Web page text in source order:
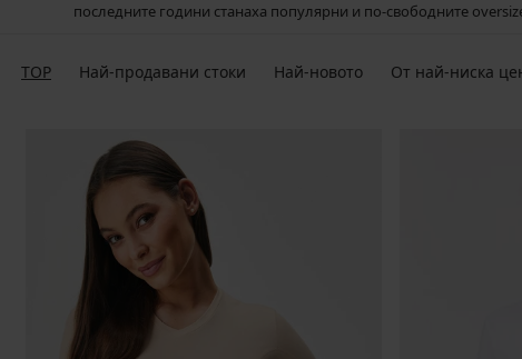
последните години станаха популярни и по-свободните
TOP Най-продавани стоки Най-новото От най-ниска